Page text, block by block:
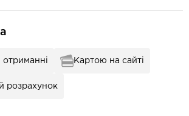
отриманні Картою на сайті
розрахунок